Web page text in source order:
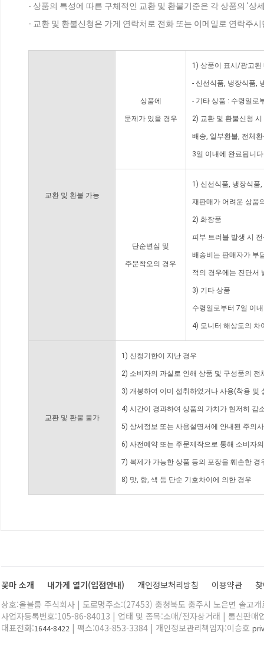
- 상품의 특성에 따른 구체적인 교환 및 환불기준은 각 상품의 '상
- 교환 및 환불신청은 가게 연락처로 전화 또는 이메일로 연락주
교환 및 환불 가능
상품에
문제가 있을 경우
1) 상품이 표시/광고된
- 신선식품, 냉장식품,
- 기타 상품 : 수령일로
2) 교환 및 환불신청
배송, 일부환불, 전체
3일 이내에 완료됩니
단순변심 및
주문착오의 경우
1) 신선식품, 냉장식품
재판매가 어려운 상품
2) 화장품
피부 트러블 발생 시
배송비는 판매자가 부
적의 경우에는 진단서
3) 기타 상품
수령일로부터 7일 이
4) 모니터 해상도의 차
교환 및 환불 불가
1) 신청기한이 지난 경우
2) 소비자의 과실로 인해 상품 및 구성품의
3) 개봉하여 이미 섭취하였거나 사용(착용 및
4) 시간이 경과하여 상품의 가치가 현저히 감
5) 상세정보 또는 사용설명서에 안내된 주의
6) 사전예약 또는 주문제작으로 통해 소비자
7) 복제가 가능한 상품 등의 포장을 훼손한 경
8) 맛, 향, 색 등 단순 기호차이에 의한 경우
꽃마 소개 내가게 열기(입점안내) 개인정보처리방침 이용약관
상호:올블룸 주식회사 | 도로명주소:(27453) 충청북도 충주시 노은면 솔고
사업자등록번호:105-86-84013 | 업태 및 종목:소매/전자상거래 | 통신판매
대표전화:1644-8422 | 팩스:043-853-3384 | 개인정보관리책임자:이승호